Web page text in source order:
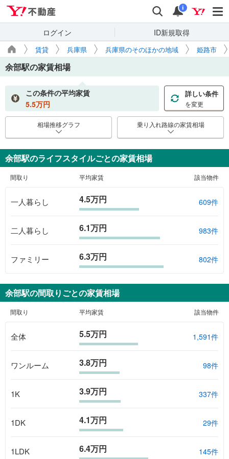
検索 通知
i
ログイン ID新規取得
賃貸 兵庫県 兵庫県のそのほかの地域 姫路市
余部駅の家賃相場
この条件の平均家賃
5.5万円
詳しい条件
を変更
相場推移グラフ 乗り入れ路線の家賃相場
余部駅のライフスタイルごとの家賃相場
間取り 平均家賃 該当物件
一人暮らし 4.5万円 609件
二人暮らし 6.1万円 983件
ファミリー 6.3万円 802件
余部駅の間取りごとの家賃相場
間取り 平均家賃 該当物件
全体 5.5万円 1,591件
ワンルーム 3.8万円 98件
1K 3.9万円 337件
1DK 4.1万円 29件
1LDK 6.4万円 145件